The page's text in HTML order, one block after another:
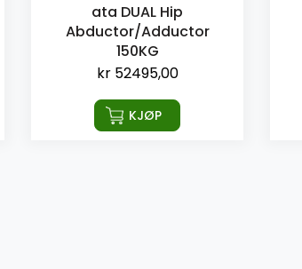
ata DUAL Hip
Abductor/Adductor
150KG
kr52495,00
KJØP